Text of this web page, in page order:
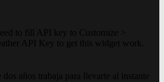
to fill API key to Customize >
API Key to get this widget work.
años trabaja para llevarte al instante